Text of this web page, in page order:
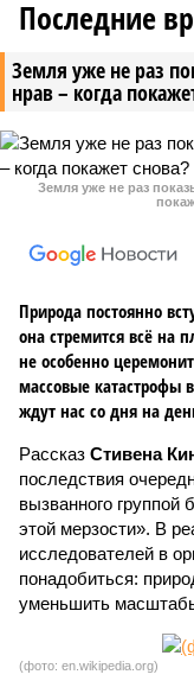
Земля уже не раз
нрав – когда
Последние
Земля уже не раз
Природа постоянно
она стремится всё на
не особенно
массовые
ждут нас со дня на
Рассказ Стивена
последствия
вызванного группой
этой мерзости». В
исследователей в
понадобиться:
уменьшить
(фото: en.wikipedia.org)